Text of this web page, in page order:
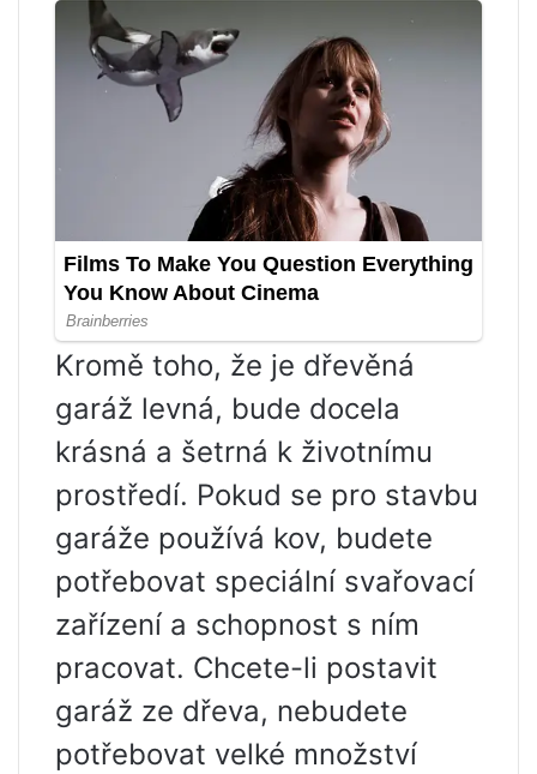
Kromě toho, že je dřevěná
garáž levná, bude docela
krásná a šetrná k životnímu
prostředí. Pokud se pro stavbu
garáže používá kov, budete
potřebovat speciální svařovací
zařízení a schopnost s ním
pracovat. Chcete-li postavit
garáž ze dřeva, nebudete
potřebovat velké množství